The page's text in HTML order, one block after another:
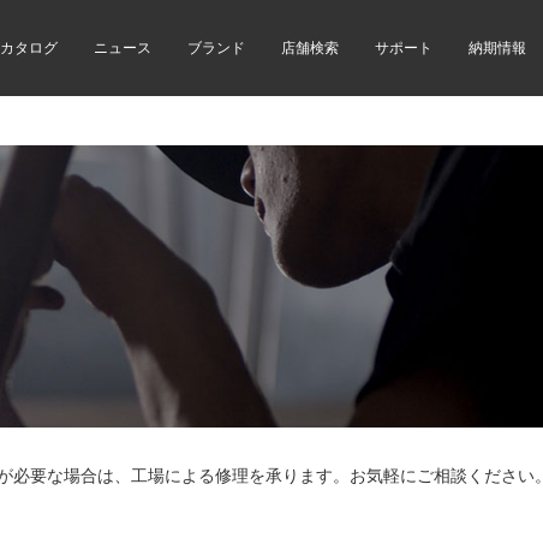
カタログ ニュース ブランド 店舗検索 サポート 納期情報
要な場合は、工場による修理を承ります。お気軽にご相談ください。